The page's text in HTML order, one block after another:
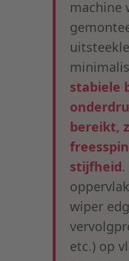
machine
stabiele
bereikt,
stijfheid
wiper
etc.) op